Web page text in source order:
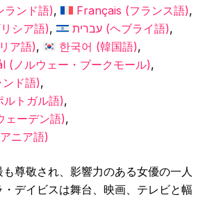
ランド語) Français (フランス語)
シア語) עברית(ヘブライ語)
ア語) 한국어 (韓国語)
( ノルウェー・ブークモール)
ンド語)
ルトガル語)
ェーデン語)
ニア語)
尊敬され、影響力のある女優の一人
デイビスは舞台、映画、テレビと幅